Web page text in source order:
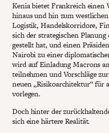
Kenia bietet Frankreich einen
hinaus und hin zum
Logistik, Handelskorridore,
sich der strategischen
gestellt hat, und einen
Nairobi zu einer
wird auf Einladung Macrons
teilnehmen und Vorschläge
neuen „Risikoarchitektur“ für
vorlegen.
Doch hinter der
sich eine härtere Realität.